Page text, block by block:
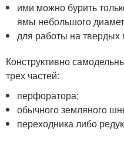
ими можно бурить
ямы небольшого
для работы на твердых
Конструктивно
трех частей:
перфоратора;
обычного земляного
переходника либо